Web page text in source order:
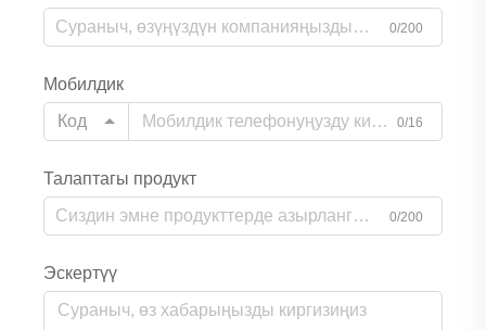
0/200
Мобилдик
Код
0/16
Талаптагы продукт
0/200
Эскертүү